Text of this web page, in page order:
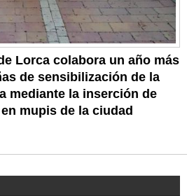
Lorca colabora un año más
de sensibilización de la
mediante la inserción de
mupis de la ciudad